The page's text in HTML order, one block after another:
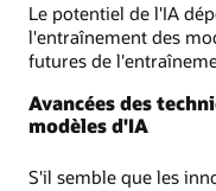
Le potentiel de l'IA
l'entraînement des
futures de
Avancées des
modèles d'IA
S'il semble que les